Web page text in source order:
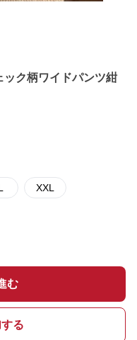
ク柄ワイドパンツ紺
XXL
む
る